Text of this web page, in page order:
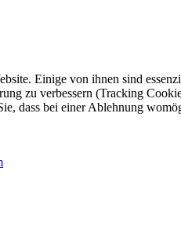
Einige von ihnen sind
zu verbessern (Tracking
dass bei einer Ablehnung